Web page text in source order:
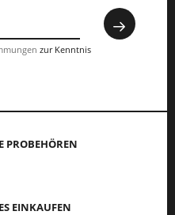
zur Kenntnis
PROBEHÖREN
EINKAUFEN